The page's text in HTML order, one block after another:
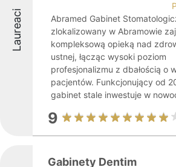
Laureaci
Abramed Gabinet
zlokalizowany w Abramowie
kompleksową opieką nad
ustnej, łącząc wysoki poziom
profesjonalizmu z dbałością o
pacjentów. Funkcjonujący od
gabinet stale inwestuje w
9
Gabinety Dentim